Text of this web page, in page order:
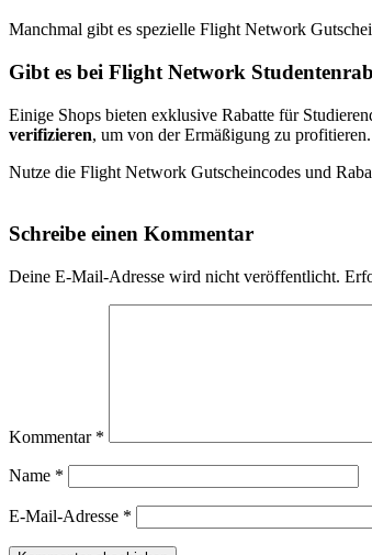
Manchmal gibt es spezielle Flight Network
Gibt es bei Flight Network
Einige Shops bieten exklusive Rabatte für
verifizieren, um von der Ermäßigung zu profitieren.
Nutze die Flight Network Gutscheincodes und
Schreibe einen Kommentar
Deine E-Mail-Adresse wird nicht veröffentlicht.
Kommentar *
Name *
E-Mail-Adresse *